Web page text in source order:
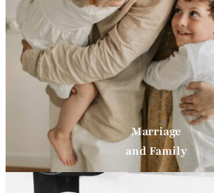
Marriage
and Family